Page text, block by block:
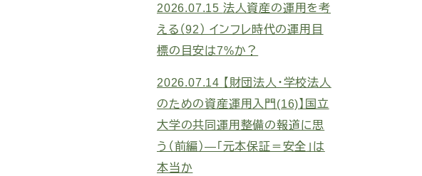
2026.07.15 法人資産の運用を考
える（92） インフレ時代の運用目
標の目安は7%か？
2026.07.14 【財団法人・学校法人
のための資産運用入門(16)】国立
大学の共同運用整備の報道に思
う（前編）―「元本保証＝安全」は
本当か